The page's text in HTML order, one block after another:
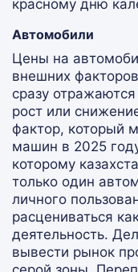
красному дню
Автомобили
Цены на
внешних
сразу
рост или
фактор, который
машин в 2025
которому
только один
личного
расцениваться
деятельность.
вывести рынок